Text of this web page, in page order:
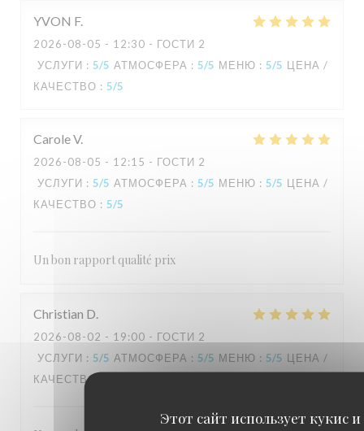
Этот сайт использует кукис и
YVON F
2026-08-05 - 12:30 - ГОСТИ 2
УСЛУГИ : 5/5 АТМОСФЕРА : 5/5 МЕНЮ : 5/5 ЦЕНА /
КАЧЕСТВО : 5/5
CaroleV
2026-08-05 - 12:15 - ГОСТИ 2
УСЛУГИ : 5/5 АТМОСФЕРА : 5/5 МЕНЮ : 5/5 ЦЕНА /
КАЧЕСТВО : 5/5
Un bon rapport qualité prix
Christian D
2026-08-02 - 19:00 - ГОСТИ 2
УСЛУГИ : 5/5 АТМОСФЕРА : 5/5 МЕНЮ : 5/5 ЦЕНА /
КАЧЕСТВО